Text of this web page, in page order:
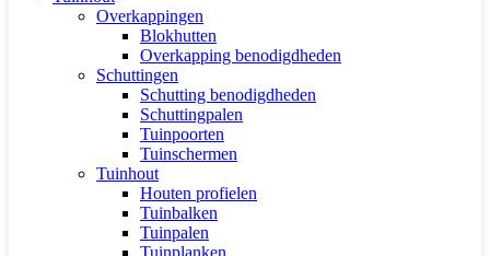
Overkappingen
Blokhutten
Overkapping benodigdheden
Schuttingen
Schutting benodigdheden
Schuttingpalen
Tuinpoorten
Tuinschermen
Tuinhout
Houten profielen
Tuinbalken
Tuinpalen
Tuinplanken